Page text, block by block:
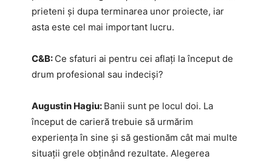
prieteni și dupa terminarea unor proiecte, iar
asta este cel mai important lucru.
C&B: Ce sfaturi ai pentru cei aflați la început de
drum profesional sau indeciși?
Augustin Hagiu: Banii sunt pe locul doi. La
început de carieră trebuie să urmărim
experiența în sine și să gestionăm cât mai multe
situații grele obținând rezultate. Alegerea